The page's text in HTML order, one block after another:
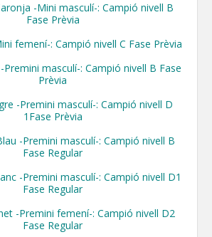
-Mini masculí-: Campió nivell B
Fase Prèvia
femení-: Campió nivell C Fase Prèvia
Premini masculí-: Campió nivell B Fase
Prèvia
-Premini masculí-: Campió nivell D
1Fase Prèvia
-Premini masculí-: Campió nivell B
Fase Regular
-Premini masculí-: Campió nivell D1
Fase Regular
-Premini femení-: Campió nivell D2
Fase Regular